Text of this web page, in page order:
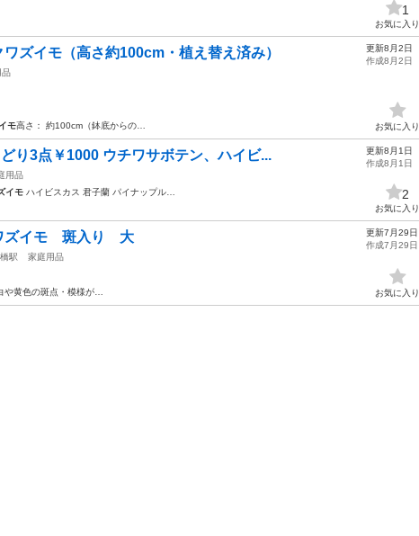
1
お気に入り
ワズイモ（高さ約100cm・植え替え済み）
品
モ​高さ： 約100cm（鉢底からの…
更新8月2日
作成8月2日
お気に入り
り3点￥1000 ウチワサボテン、ハイビ...
用品
イモ ハイビスカス 君子蘭 パイナップル…
更新8月1日
作成8月1日
2
お気に入り
ズイモ 斑入り 大
駅
家庭用品
や黄色の斑点・模様が…
更新7月29日
作成7月29日
お気に入り